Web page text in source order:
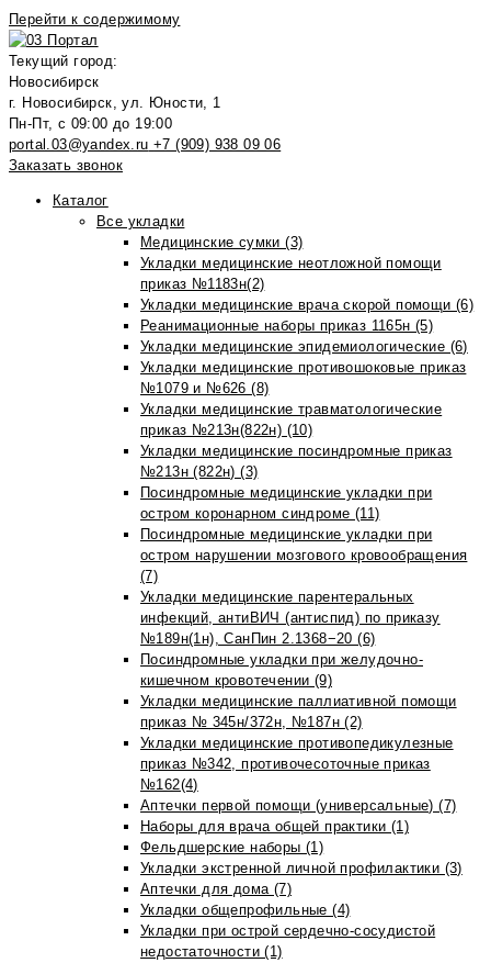
Перейти к содержимому
Текущий город:
Новосибирск
г. Новосибирск, ул. Юности, 1
Пн-Пт, с 09:00 до 19:00
portal.03@yandex.ru +7 (909) 938 09 06
Заказать звонок
Каталог
Все укладки
Медицинские сумки (3)
Укладки медицинские неотложной помощи
приказ №1183н(2)
Укладки медицинские врача скорой помощи (6)
Реанимационные наборы приказ 1165н (5)
Укладки медицинские эпидемиологические (6)
Укладки медицинские противошоковые приказ
№1079 и №626 (8)
Укладки медицинские травматологические
приказ №213н(822н) (10)
Укладки медицинские посиндромные приказ
№213н (822н) (3)
Посиндромные медицинские укладки при
остром коронарном синдроме (11)
Посиндромные медицинские укладки при
остром нарушении мозгового кровообращения
(7)
Укладки медицинские парентеральных
инфекций, антиВИЧ (антиспид) по приказу
№189н(1н), СанПин 2.1368−20 (6)
Посиндромные укладки при желудочно-
кишечном кровотечении (9)
Укладки медицинские паллиативной помощи
приказ № 345н/372н, №187н (2)
Укладки медицинские противопедикулезные
приказ №342, противочесоточные приказ
№162(4)
Аптечки первой помощи (универсальные) (7)
Наборы для врача общей практики (1)
Фельдшерские наборы (1)
Укладки экстренной личной профилактики (3)
Аптечки для дома (7)
Укладки общепрофильные (4)
Укладки при острой сердечно-сосудистой
недостаточности (1)